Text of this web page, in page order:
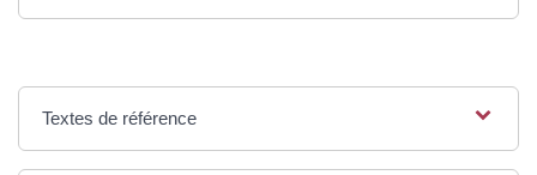
Textes de référence